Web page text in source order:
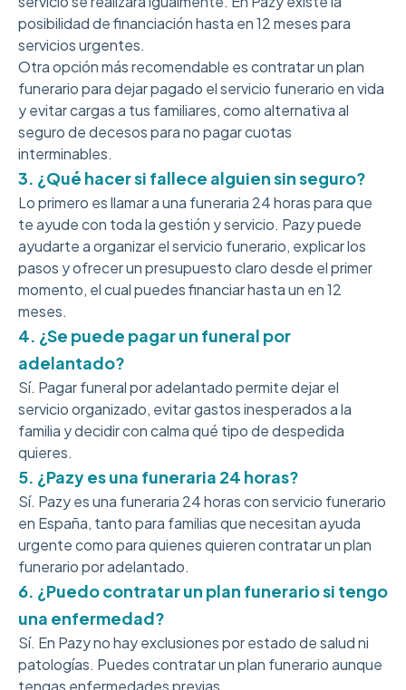
posibilidad de financiación hasta en 12 meses para
servicios urgentes.
Otra opción más recomendable es contratar un plan
funerario para dejar pagado el servicio funerario en vida
y evitar cargas a tus familiares, como alternativa al
seguro de decesos para no pagar cuotas
interminables.
3. ¿Qué hacer si fallece alguien sin seguro?
Lo primero es llamar a una funeraria 24 horas para que
te ayude con toda la gestión y servicio. Pazy puede
ayudarte a organizar el servicio funerario, explicar los
pasos y ofrecer un presupuesto claro desde el primer
momento, el cual puedes financiar hasta un en 12
meses.
4. ¿Se puede pagar un funeral por
adelantado?
Sí. Pagar funeral por adelantado permite dejar el
servicio organizado, evitar gastos inesperados a la
familia y decidir con calma qué tipo de despedida
quieres.
5. ¿Pazy es una funeraria 24 horas?
Sí. Pazy es una funeraria 24 horas con servicio funerario
en España, tanto para familias que necesitan ayuda
urgente como para quienes quieren contratar un plan
funerario por adelantado.
6. ¿Puedo contratar un plan funerario si tengo
una enfermedad?
Sí. En Pazy no hay exclusiones por estado de salud ni
patologías. Puedes contratar un plan funerario aunque